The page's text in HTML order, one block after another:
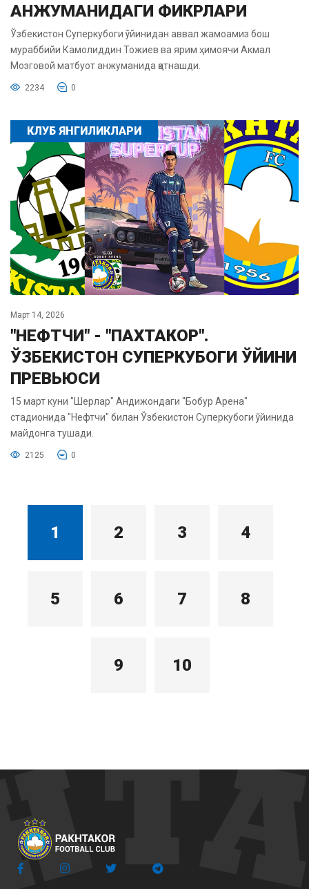
АНЖУМАНИДАГИ ФИКРЛАРИ
Ўзбекистон Суперкубоги ўйинидан аввал жамоамиз бош
мураббийи Камолиддин Тожиев ва ярим ҳимоячи Акмал
Мозговой матбуот анжуманида қатнашди.
2234 0
КЛУБ ЯНГИЛИКЛАРИ
Март 14, 2026
"НЕФТЧИ" - "ПАХТАКОР".
ЎЗБЕКИСТОН СУПЕРКУБОГИ ЎЙИНИ
ПРЕВЬЮСИ
15 март куни "Шерлар" Андижондаги "Бобур Арена"
стадионида "Нефтчи" билан Ўзбекистон Суперкубоги ўйинида
майдонга тушади.
2125 0
1 2 3 4
5 6 7 8
9 10